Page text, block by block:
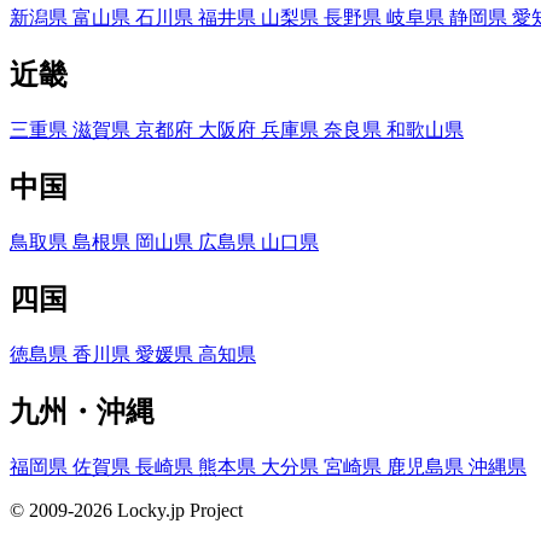
新潟県 富山県 石川県 福井県 山梨県 長野県 岐阜県 静岡県 愛
近畿
三重県 滋賀県 京都府 大阪府 兵庫県 奈良県 和歌山県
中国
鳥取県 島根県 岡山県 広島県 山口県
四国
徳島県 香川県 愛媛県 高知県
九州・沖縄
福岡県 佐賀県 長崎県 熊本県 大分県 宮崎県 鹿児島県 沖縄県
© 2009-2026 Locky.jp Project